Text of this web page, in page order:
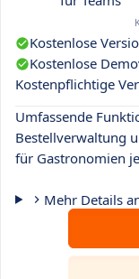
Kostenlose
Kostenlose
Kostenpflichtige
Umfassende
Bestellverwaltung
für Gastronomien
Mehr Details